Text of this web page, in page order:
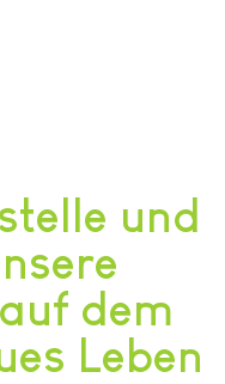
und
dem
Leben